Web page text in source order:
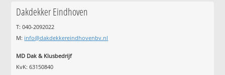
Dakdekker Eindhoven
T: 040-2092022
M: info@dakdekkereindhovenbv.nl
MD Dak & Klusbedrijf
KvK: 63150840